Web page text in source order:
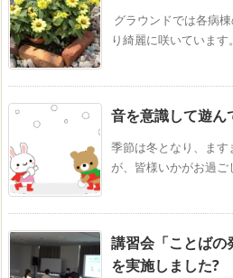
グラウンドでは各病
り綺麗に咲いています
音を意識して遊ん
季節は冬となり、ま
が、皆様いかがお過ご
講習会「ことばの
を実施しました?